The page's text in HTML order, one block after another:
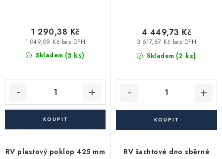
Skladem (5 ks)
1 049,09 Kč bez DPH
1 290,38 Kč
Skladem (2 ks)
3 617,67 Kč bez DPH
4 449,73 Kč
RV plastový poklop 425 mm
RV šachtové dno sběrné